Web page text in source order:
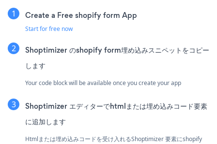
Create a Free shopify form App
Start for free now
Shoptimizer のshopify form埋め込みスニペットをコピー
します
Your code block will be available once you create your app
Shoptimizer エディターでhtmlまたは埋め込みコード要素
に追加します
Htmlまたは埋め込みコードを受け入れるShoptimizer 要素にshopify